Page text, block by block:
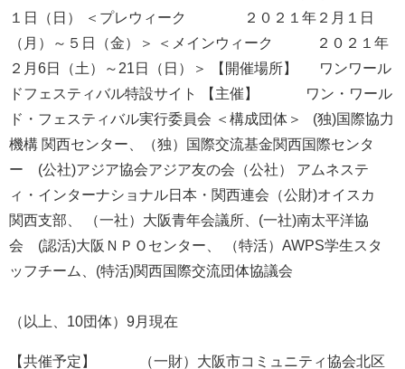
１日（日） ＜プレウィーク ２０２１年２月１日
（月）～５日（金）＞ ＜メインウィーク ２０２１年
２月6日（土）～21日（日）＞ 【開催場所】 ワンワール
ドフェスティバル特設サイト 【主催】 ワン・ワール
ド・フェスティバル実行委員会 ＜構成団体＞ (独)国際協力
機構 関西センター、（独）国際交流基金関西国際センタ
ー (公社)アジア協会アジア友の会（公社） アムネステ
ィ・インターナショナル日本・関西連会（公財)オイスカ
関西支部、 （一社）大阪青年会議所、(一社)南太平洋協
会 (認活)大阪ＮＰＯセンター、 （特活）AWPS学生スタ
ッフチーム、(特活)関西国際交流団体協議会
（以上、10団体）9月現在
【共催予定】 （一財）大阪市コミュニティ協会北区